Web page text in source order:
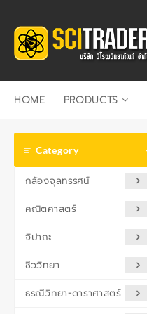
content
HOME PRODUCTS
Category
กล้องจุลทรรศน์
คณิตศาสตร์
จิปาถะ
ชีววิทยา
ธรณีวิทยา-ดาราศาสตร์